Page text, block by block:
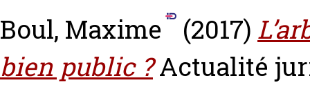
Boul, Maxime
(2017)
bien public ? Actualité